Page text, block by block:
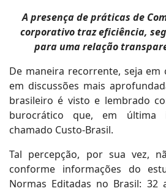
A presença de práticas de
corporativo traz eficiência,
para uma relação
De maneira recorrente, seja em
em discussões mais
brasileiro é visto e lembrado
burocrático que, em última
chamado Custo-Brasil.
Tal percepção, por sua vez,
conforme informações do
Normas Editadas no Brasil: 32